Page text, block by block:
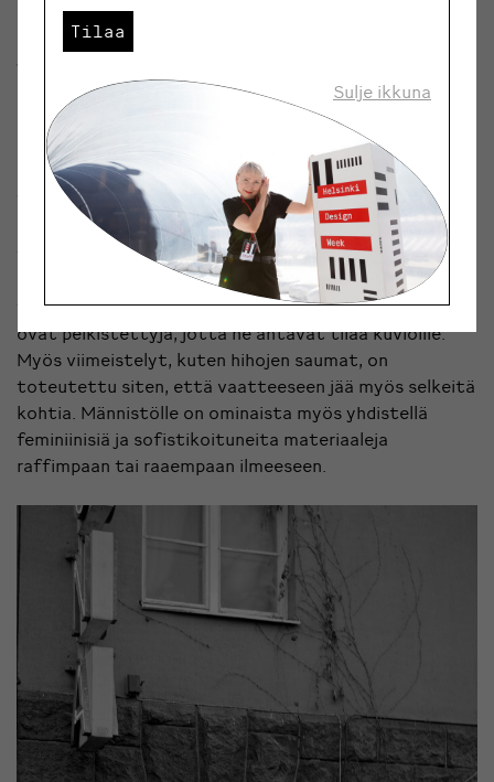
kuuluvia vaatekappaleita ulkokäyttöön ja
katuvaatteiksi, aivan kuten Männistön lapsuudessa
1970-luvulla, kun t-paidan käyttö laajeni
alusvaatteesta yleisvaatteeksi. Mallistossa on
shortseja, kylpytakkeja ja aamutakkeja, mutta osin
uusista materiaaleista, kuten farkusta toteutettuna.
Toisaalta värit tekevät tilaa printeille, jotka ovat
muodostuneet Männistön kohdalla lähes
tavaramerkiksi, mutta niitä on vaatteissa
maltillisesti. Etenkin froteisiin tulee vaihtelua käsin
toteutetuista painokuvioista. Vaatteiden kaavat
ovat pelkistettyjä, jotta ne antavat tilaa kuvioille.
Myös viimeistelyt, kuten hihojen saumat, on
toteutettu siten, että vaatteeseen jää myös selkeitä
kohtia. Männistölle on ominaista myös yhdistellä
feminiinisiä ja sofistikoituneita materiaaleja
raffimpaan tai raaempaan ilmeeseen.
Tilaa
Sulje ikkuna